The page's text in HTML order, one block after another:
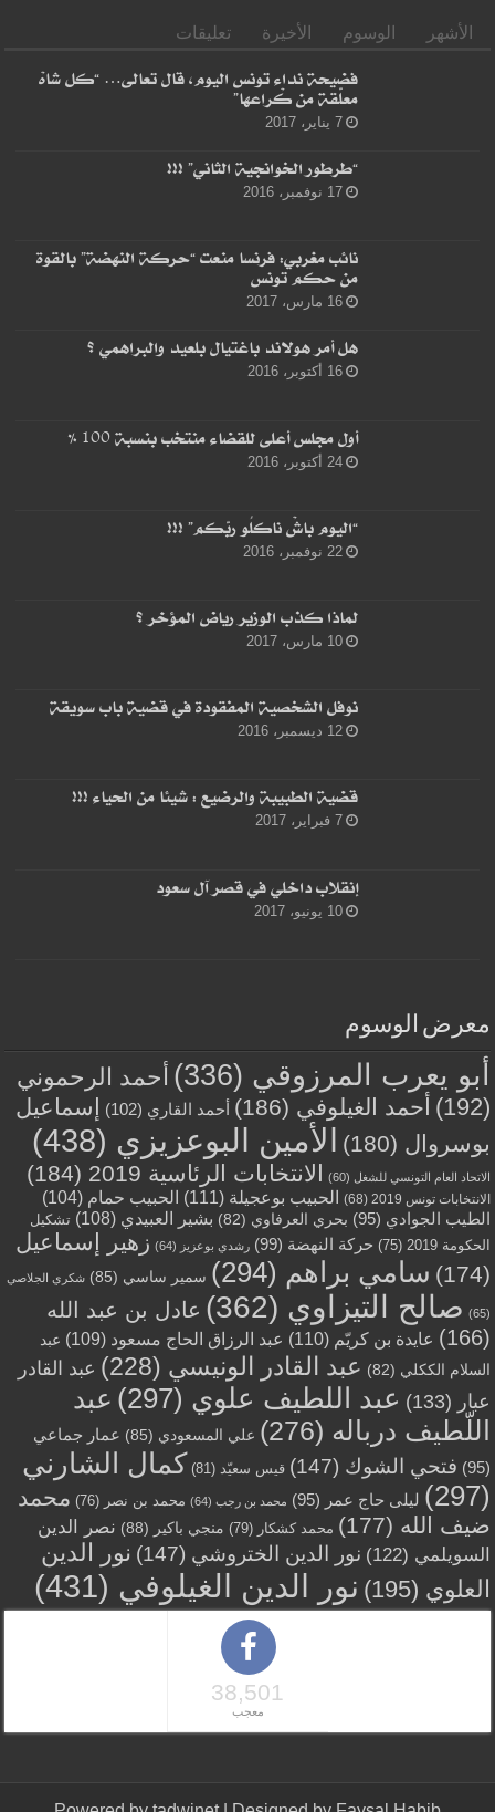
الأشهر الوسوم الأخيرة تعليقات
فضيحة نداء تونس اليوم، قال تعالى… “كل شاهْ
معلّقة من كْراعها”
7 يناير، 2017
“طرطور الخوانجية الثاني” !!!
17 نوفمبر، 2016
نائب مغربي: فرنسا منعت “حركة النهضة” بالقوة
من حكم تونس
16 مارس، 2017
هل أمر هولاند باغتيال بلعيد والبراهمي ؟
16 أكتوبر، 2016
أول مجلس أعلى للقضاء منتخب بنسبة 100 %
24 أكتوبر، 2016
“اليوم باشْ ناكلُو ربّكم” !!!
22 نوفمبر، 2016
لماذا كذب الوزير رياض المؤخر ؟
10 مارس، 2017
نوفل الشخصية المفقودة في قضية باب سويقة
12 ديسمبر، 2016
قضية الطبيبة والرضيع : شيئا من الحياء !!!
7 فبراير، 2017
إنقلاب داخلي في قصر آل سعود
10 يونيو، 2017
معرض الوسوم
أبو يعرب المرزوقي (336)
أحمد الرحموني
(192)
أحمد الغيلوفي (186) أحمد القاري (102)
إسماعيل
بوسروال (180) الأمين البوعزيزي (438)
الاتحاد العام التونسي للشغل (60) الانتخابات الرئاسية 2019 (184)
الانتخابات تونس 2019 (68) الحبيب بوعجيلة (111) الحبيب حمام (104)
الطيب الجوادي (95) بحري العرفاوي (82) بشير العبيدي (108)
تشكيل
الحكومة 2019
(75) حركة النهضة (99) رشدي بوعزيز (64)
زهير إسماعيل
(174)
سامي براهم (294) سمير ساسي (85) شكري الجلاصي
(65) صالح التيزاوي (362)
عادل بن عبد الله
(166)
عايدة بن كريّم (110) عبد الرزاق الحاج مسعود (109)
عبد
السلام الككلي (82) عبد القادر الونيسي (228)
عبد القادر
عبار (133) عبد اللطيف علوي (297)
عبد
اللّطيف درباله (276) علي المسعودي (85)
عمار جماعي
(95)
فتحي الشوك (147) قيس سعيّد (81)
كمال الشارني
(297)
ليلى حاج عمر (95) محمد بن رجب (64) محمد بن نصر (76)
محمد
ضيف الله (177) محمد كشكار (79) منجي باكير (88)
نصر الدين
السويلمي (122) نور الدين الختروشي (147)
نور الدين
العلوي (195) نور الدين الغيلوفي (431)
38,501
معجب